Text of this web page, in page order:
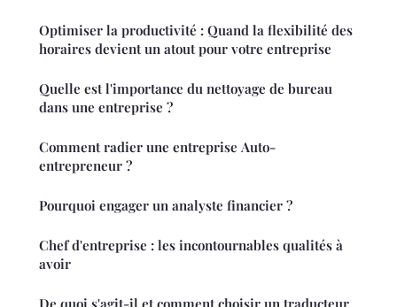
Optimiser la productivité : Quand la flexibilité des
horaires devient un atout pour votre entreprise
Quelle est l'importance du nettoyage de bureau
dans une entreprise ?
Comment radier une entreprise Auto-
entrepreneur ?
Pourquoi engager un analyste financier ?
Chef d'entreprise : les incontournables qualités à
avoir
De quoi s'agit-il et comment choisir un traducteur